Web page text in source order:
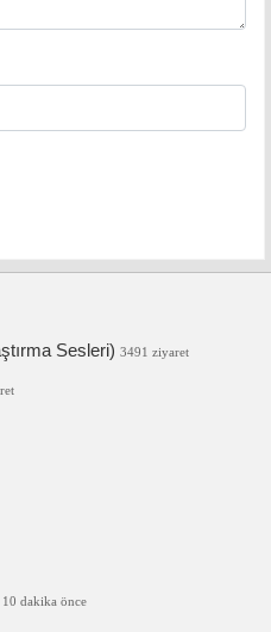
Sesleri) 3491 ziyaret
10 dakika önce